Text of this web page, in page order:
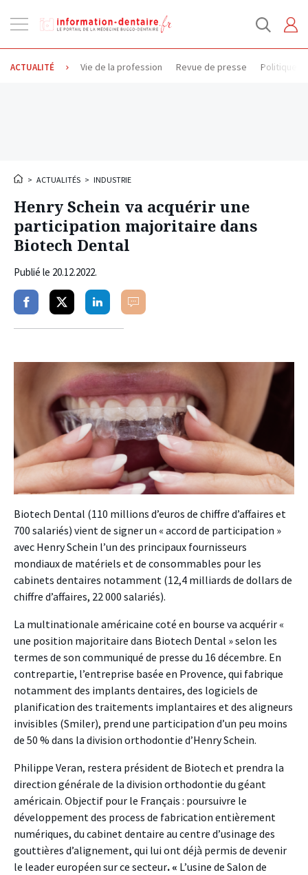
la
navigation
ACTUALITÉ Vie de la profession Revue de presse Politique
> ACTUALITÉS > INDUSTRIE
Henry Schein va acquérir une
participation majoritaire dans
Biotech Dental
Publié le 20.12.2022.
PartagerPartagerPartagerCommenter
Biotech Dental (110 millions d’euros de chiffre d’affaires et
700 salariés) vient de signer un « accord de participation »
avec Henry Schein l’un des principaux fournisseurs
mondiaux de matériels et de consommables pour les
cabinets dentaires notamment (12,4 milliards de dollars de
chiffre d’affaires, 22 000 salariés).
La multinationale américaine coté en bourse va acquérir «
une position majoritaire dans Biotech Dental » selon les
termes de son communiqué de presse du 16 décembre. En
contrepartie, l’entreprise basée en Provence, qui fabrique
notamment des implants dentaires, des logiciels de
planification des traitements implantaires et des aligneurs
invisibles (Smiler), prend une participation d’un peu moins
de 50 % dans la division orthodontie d’Henry Schein.
Philippe Veran, restera président de Biotech et prendra la
direction générale de la division orthodontie du géant
américain. Objectif pour le Français : poursuivre le
développement des process de fabrication entièrement
numériques, du cabinet dentaire au centre d’usinage des
gouttières d’alignement, qui lui ont déjà permis de devenir
le leader européen sur ce secteur. « L’usine de Salon de